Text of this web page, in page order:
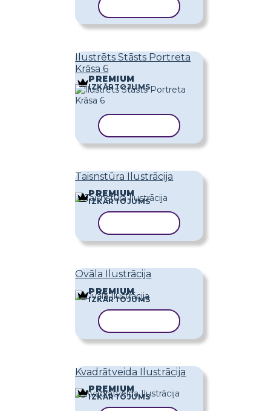
Ilustrēts Stāsts Portreta
Krāsa 6
PREMIUM
IZKĀRTOJUMS
Taisnstūra Ilustrācija
PREMIUM
IZKĀRTOJUMS
Ovāla Ilustrācija
PREMIUM
IZKĀRTOJUMS
Kvadrātveida Ilustrācija
PREMIUM
IZKĀRTOJUMS